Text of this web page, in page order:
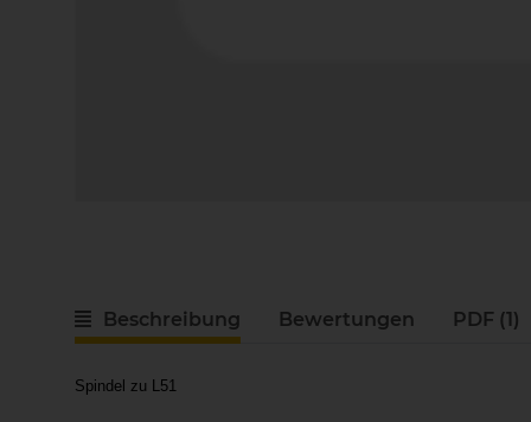
Beschreibung Bewertungen PDF (1)
Spindel zu L51